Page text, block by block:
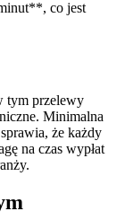
co jest
tym przelewy
Minimalna
że każdy
na czas wypłat